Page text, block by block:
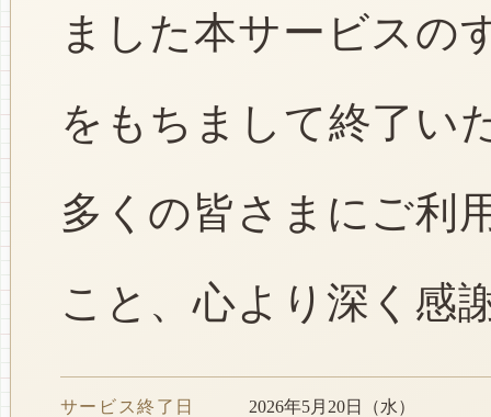
ました本サービスの
をもちまして終了い
多くの皆さまにご利
こと、心より深く感
サービス終了日 2026年5月20日（水）